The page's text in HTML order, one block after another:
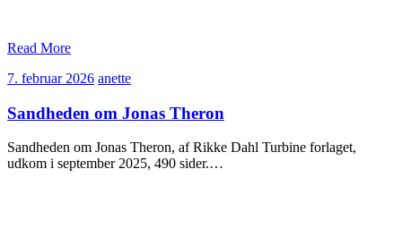
Read More
7. februar 20267.
2026
anetteanette
Sandheden om Jonas Theron
Sandheden om Jonas Theron, af Rikke Dahl Turbine forlaget,
udkom i september 2025, 490 sider.…